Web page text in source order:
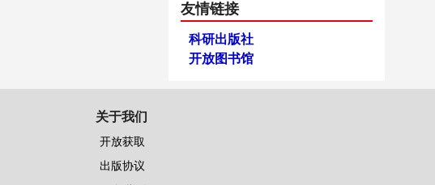
友情链接
科研出版社
开放图书馆
关于我们
开放获取
出版协议